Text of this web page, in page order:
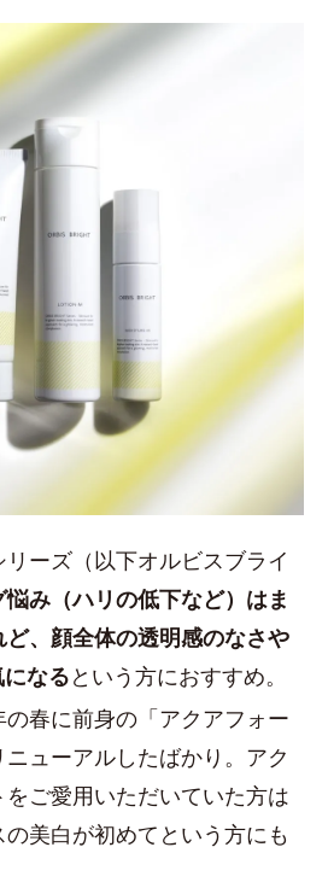
ーズ（以下オルビスブライ
み（ハリの低下など）はま
、顔全体の透明感のなさや
なるという方におすすめ。
春に前身の「アクアフォー
ューアルしたばかり。アク
ご愛用いただいていた方は
美白が初めてという方にも